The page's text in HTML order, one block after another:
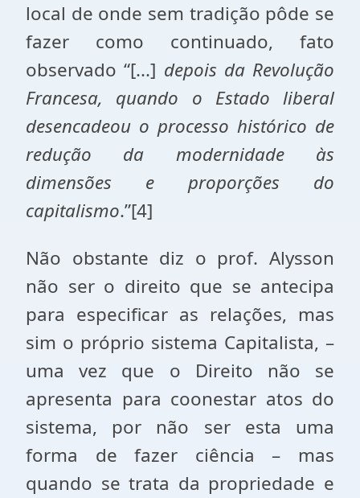
local de onde sem tradição pôde se
fazer como continuado, fato
observado “[...] depois da Revolução
Francesa, quando o Estado liberal
desencadeou o processo histórico de
redução da modernidade às
dimensões e proporções do
capitalismo.”[4]
Não obstante diz o prof. Alysson
não ser o direito que se antecipa
para especificar as relações, mas
sim o próprio sistema Capitalista, –
uma vez que o Direito não se
apresenta para coonestar atos do
sistema, por não ser esta uma
forma de fazer ciência – mas
quando se trata da propriedade e